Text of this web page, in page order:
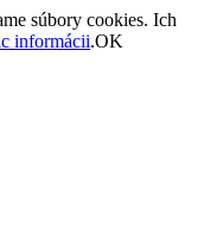
súbory cookies. Ich
informácii.OK